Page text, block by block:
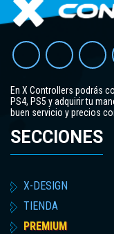
En X Controllers podrás
PS4, PS5 y adquirir tu
buen servicio y precios
SECCIONES
X-DESIGN
TIENDA
PREMIUM